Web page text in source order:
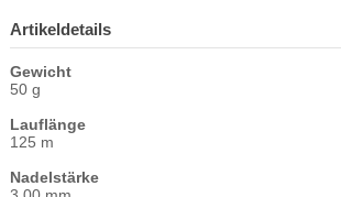
Artikeldetails
Gewicht
50 g
Lauflänge
125 m
Nadelstärke